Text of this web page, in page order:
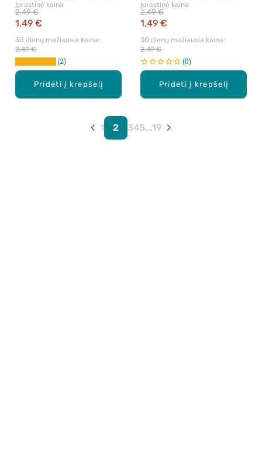
Pridėti į krepšelį
vnt
Įprastinė kaina
1,49 €
2,49 €
30 dienų mažiausia kaina:
2,49 €
2
Pridėti į krepšelį
1 vnt
Įprastinė kaina
1,49 €
2,49 €
30 dienų mažiausia kaina:
2,49 €
0
1 2 345...19